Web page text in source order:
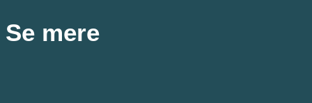
Se mere